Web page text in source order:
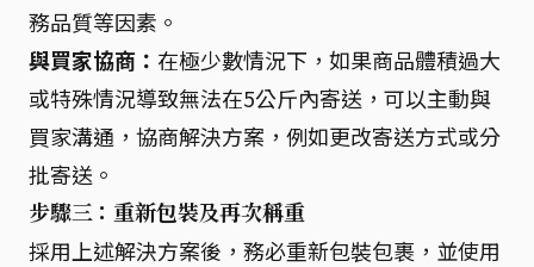
務品質等因素。
與買家協商： 在極少數情況下，如果商品體積過大
或特殊情況導致無法在5公斤內寄送，可以主動與
買家溝通，協商解決方案，例如更改寄送方式或分
批寄送。
步驟三：重新包裝及再次稱重
採用上述解決方案後，務必重新包裝包裹，並使用